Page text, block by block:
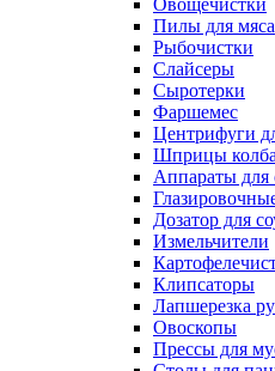
Овощечистки
Пилы для мяса
Рыбочистки
Слайсеры
Сыротерки
Фаршемес
Центрифуги
Шприцы
Аппараты для
Дозатор для
Измельчители
Клипсаторы
Лапшерезка
Овоскопы
Прессы для